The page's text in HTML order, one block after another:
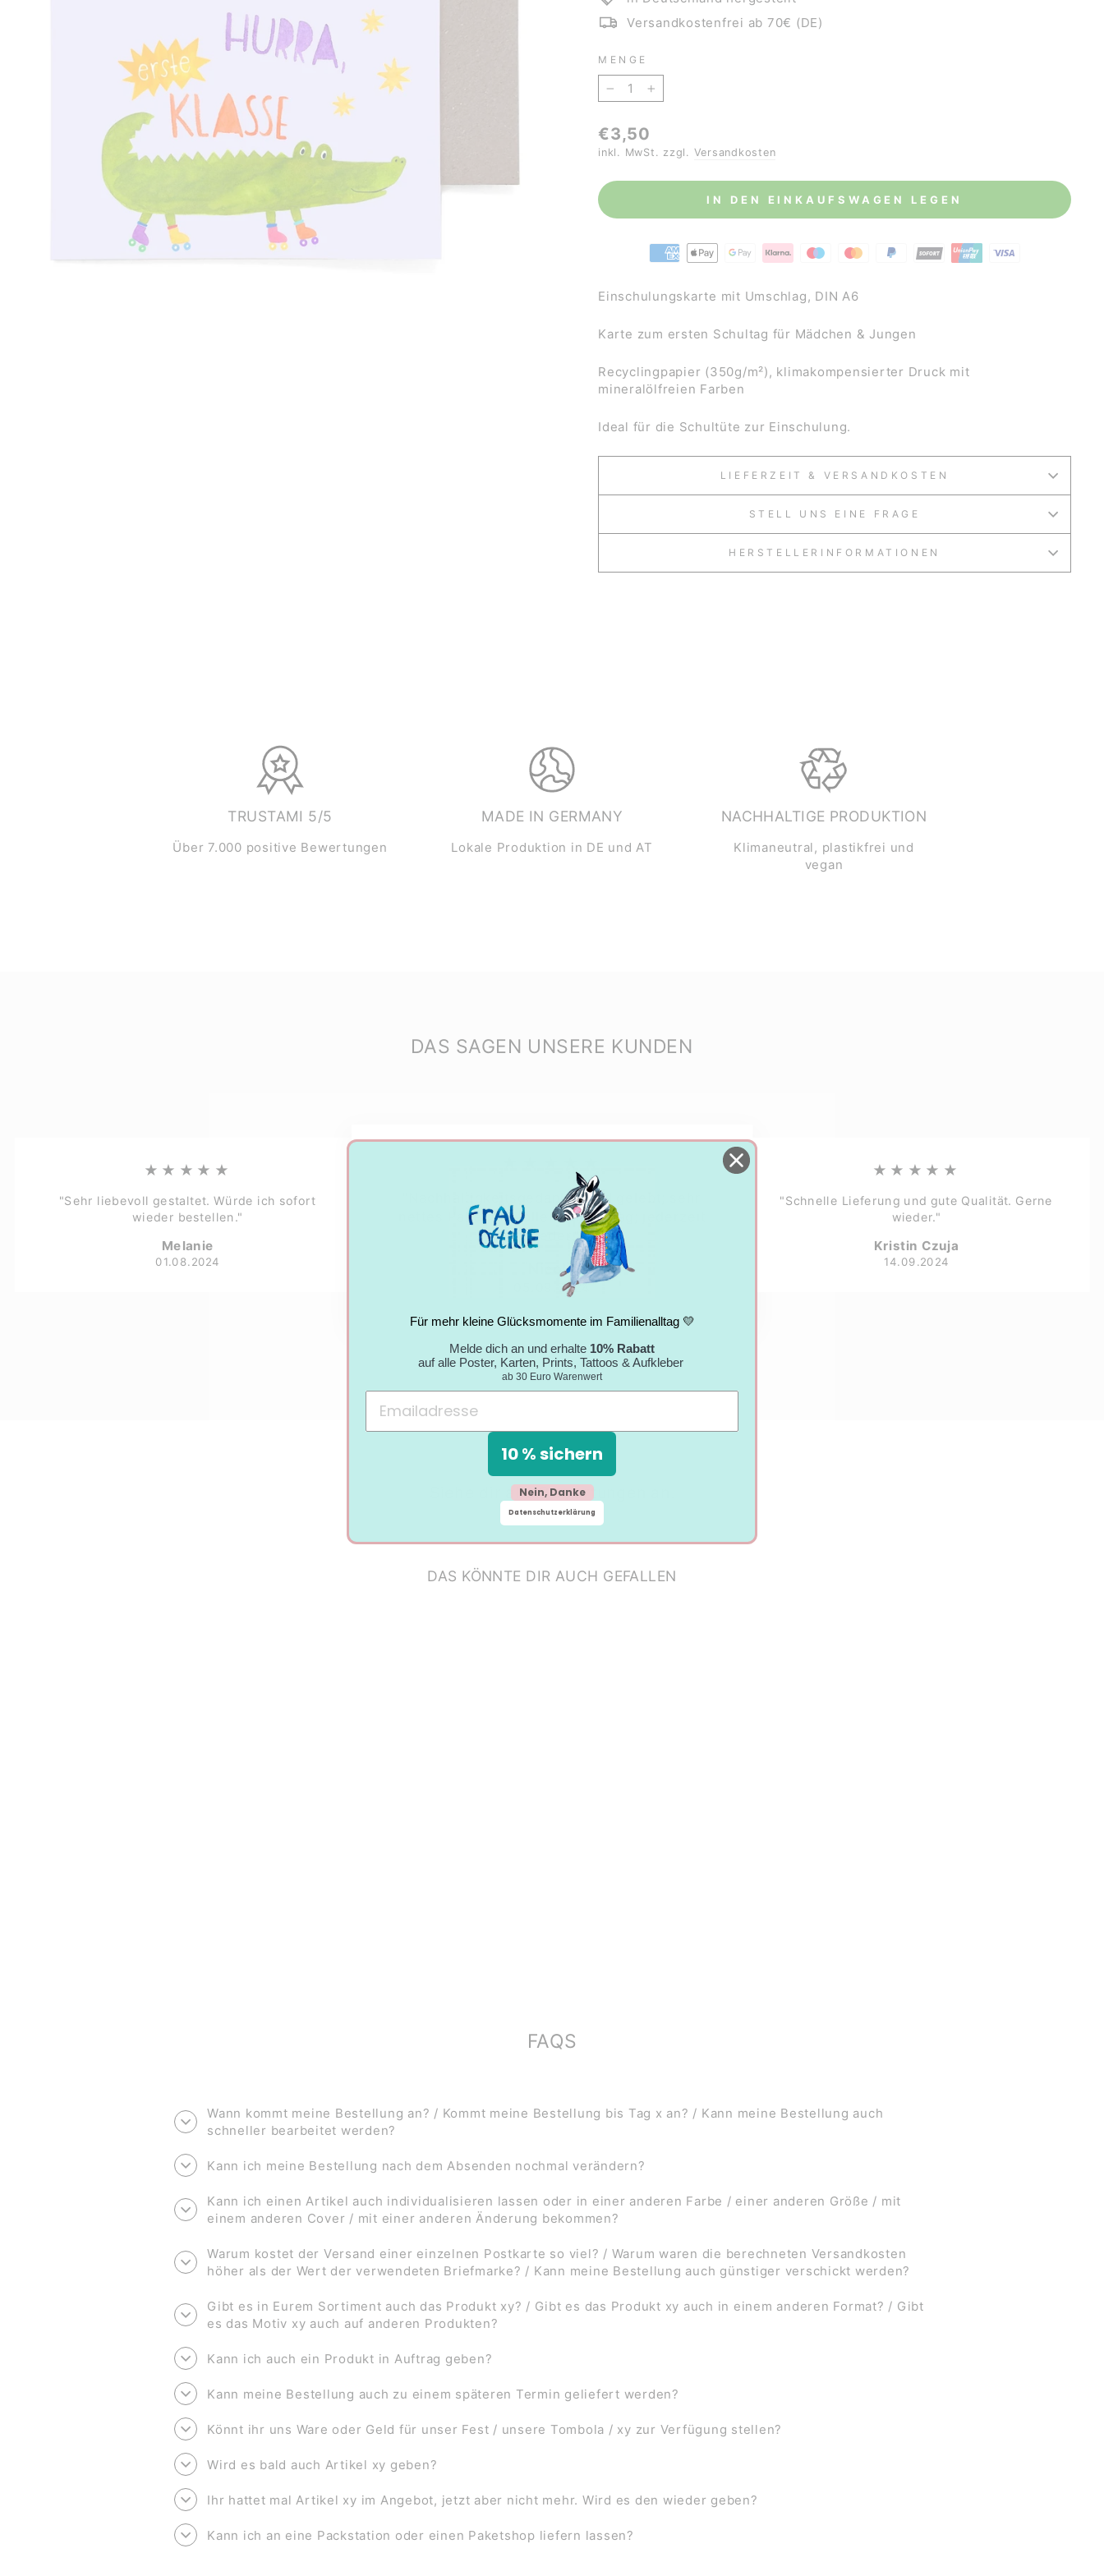
Versandkostenfrei ab 70€ (DE)
MENGE
− +
Normaler
Preis
€3,50
inkl. MwSt. zzgl. Versandkosten
IN DEN EINKAUFSWAGEN LEGEN
Einschulungskarte mit Umschlag, DIN A6
Karte zum ersten Schultag für Mädchen & Jungen
Recyclingpapier (350g/m²), klimakompensierter Druck mit
mineralölfreien Farben
Ideal für die Schultüte zur Einschulung.
LIEFERZEIT & VERSANDKOSTEN
STELL UNS EINE FRAGE
HERSTELLERINFORMATIONEN
TRUSTAMI 5/5
Über 7.000 positive Bewertungen
MADE IN GERMANY
Lokale Produktion in DE und AT
NACHHALTIGE PRODUKTION
Klimaneutral, plastikfrei und
vegan
DAS SAGEN UNSERE KUNDEN
★★★★★
"Sehr liebevoll gestaltet. Würde ich sofort
wieder bestellen."
Melanie
01.08.2024
"Nachhaltigkeitsgedanke wird gelebt; sehr
nettes Paket mit tollem Umschlag; jederzeit
wieder."
Nicole
05.09.2024
★★★★★
"Schnelle Lieferung und gute Qualität. Gerne
wieder."
Kristin Czuja
14.09.2024
Siehe dir alle Bewertungen an.
DAS KÖNNTE DIR AUCH GEFALLEN
FAQS
Wann kommt meine Bestellung an? / Kommt meine Bestellung bis Tag x an? / Kann meine Bestellung auch
schneller bearbeitet werden?
Kann ich meine Bestellung nach dem Absenden nochmal verändern?
Kann ich einen Artikel auch individualisieren lassen oder in einer anderen Farbe / einer anderen Größe / mit
einem anderen Cover / mit einer anderen Änderung bekommen?
Warum kostet der Versand einer einzelnen Postkarte so viel? / Warum waren die berechneten Versandkosten
höher als der Wert der verwendeten Briefmarke? / Kann meine Bestellung auch günstiger verschickt werden?
Gibt es in Eurem Sortiment auch das Produkt xy? / Gibt es das Produkt xy auch in einem anderen Format? / Gibt
es das Motiv xy auch auf anderen Produkten?
Kann ich auch ein Produkt in Auftrag geben?
Kann meine Bestellung auch zu einem späteren Termin geliefert werden?
Könnt ihr uns Ware oder Geld für unser Fest / unsere Tombola / xy zur Verfügung stellen?
Wird es bald auch Artikel xy geben?
Ihr hattet mal Artikel xy im Angebot, jetzt aber nicht mehr. Wird es den wieder geben?
Kann ich an eine Packstation oder einen Paketshop liefern lassen?
Für mehr kleine Glücksmomente im Familienalltag 💛
Melde dich an und erhalte 10% Rabatt
auf alle Poster, Karten, Prints, Tattoos & Aufkleber
ab 30 Euro Warenwert
10 % sichern
Nein, Danke
Datenschutzerklärung